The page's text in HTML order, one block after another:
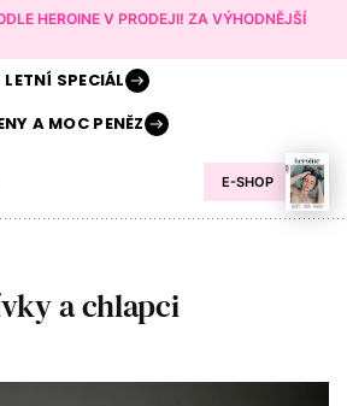
HEROINE V PRODEJI! ZA VÝHODNĚJŠÍ
E-SHOP
LETNÍ SPECIÁL
AMOC PENĚZ
a chlapci